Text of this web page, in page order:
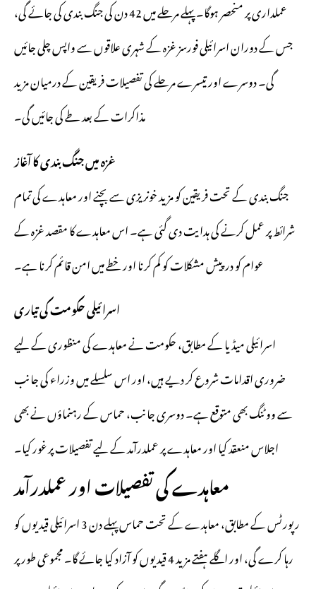
عملداری پر منحصر ہوگا۔ پہلے مرحلے میں 42 دن کی جنگ بندی کی جائے گی،
جس کے دوران اسرائیلی فورسز غزہ کے شہری علاقوں سے واپس چلی جائیں
گی۔ دوسرے اور تیسرے مرحلے کی تفصیلات فریقین کے درمیان مزید
مذاکرات کے بعد طے کی جائیں گی۔
غزہ میں جنگ بندی کا آغاز
جنگ بندی کے تحت فریقین کو مزید خونریزی سے بچنے اور معاہدے کی تمام
شرائط پر عمل کرنے کی ہدایت دی گئی ہے۔ اس معاہدے کا مقصد غزہ کے
عوام کو درپیش مشکلات کو کم کرنا اور خطے میں امن قائم کرنا ہے۔
اسرائیلی حکومت کی تیاری
اسرائیلی میڈیا کے مطابق، حکومت نے معاہدے کی منظوری کے لیے
ضروری اقدامات شروع کر دیے ہیں، اور اس سلسلے میں وزراء کی جانب
سے ووٹنگ بھی متوقع ہے۔ دوسری جانب، حماس کے رہنماؤں نے بھی
اجلاس منعقد کیا اور معاہدے پر عملدرآمد کے لیے تفصیلات پر غور کیا۔
معاہدے کی تفصیلات اور عملدرآمد
رپورٹس کے مطابق، معاہدے کے تحت حماس پہلے دن 3 اسرائیلی قیدیوں کو
رہا کرے گی، اور اگلے ہفتے مزید 4 قیدیوں کو آزاد کیا جائے گا۔ مجموعی طور پر